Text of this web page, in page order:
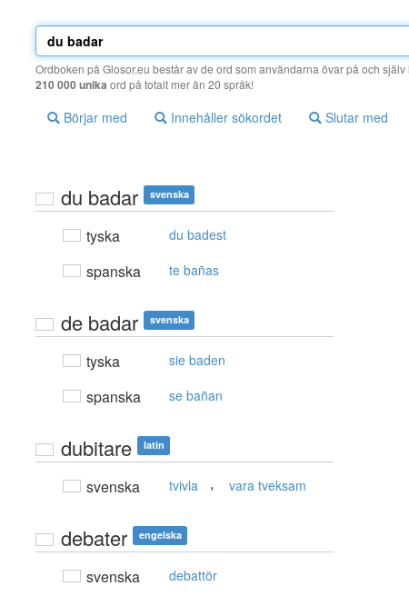
Ordboken på Glosor.eu består av de ord som användarna övar på och
210 000 unika ord på totalt mer än 20 språk!
Börjar med Innehåller sökordet Slutar med
du badar svenska
tyska du badest
spanska te bañas
de badar svenska
tyska sie baden
spanska se bañan
dubitare latin
svenska tvivla , vara tveksam
debater engelska
svenska debattör